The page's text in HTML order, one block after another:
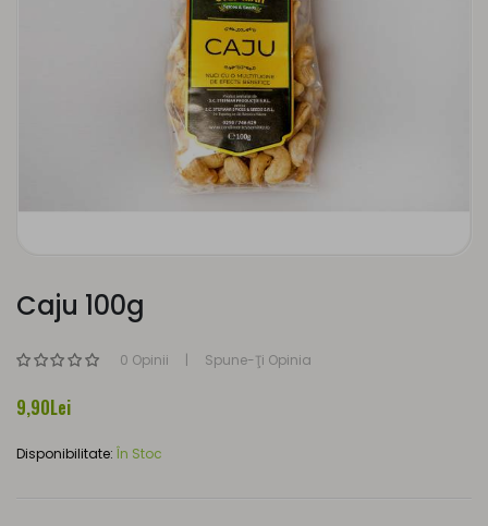
Caju 100g
0 Opinii Spune-Ţi Opinia
9,90Lei
Disponibilitate: În Stoc